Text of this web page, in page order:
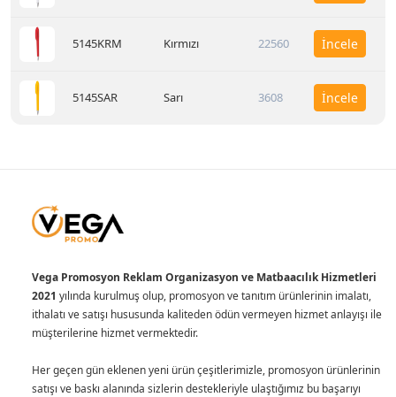
5145KRM Kırmızı 22560 İncele
5145SAR Sarı 3608 İncele
Vega Promosyon Reklam Organizasyon ve Matbaacılık Hizmetleri
2021 yılında kurulmuş olup, promosyon ve tanıtım ürünlerinin imalatı,
ithalatı ve satışı hususunda kaliteden ödün vermeyen hizmet anlayışı ile
müşterilerine hizmet vermektedir.
Her geçen gün eklenen yeni ürün çeşitlerimizle, promosyon ürünlerinin
satışı ve baskı alanında sizlerin destekleriyle ulaştığımız bu başarıyı